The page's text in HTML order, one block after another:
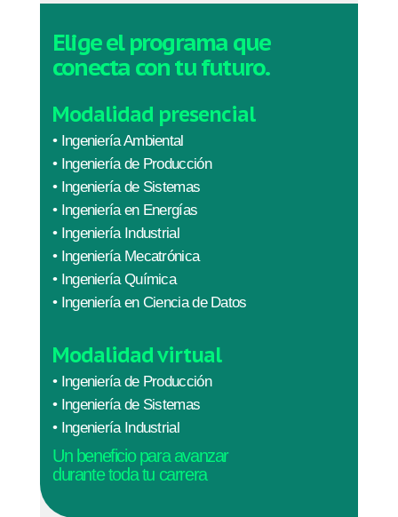
Elige el programa que
conecta con tu futuro.
Modalidad presencial
• Ingeniería Ambiental
• Ingeniería de Producción
• Ingeniería de Sistemas
• Ingeniería en Energías
• Ingeniería Industrial
• Ingeniería Mecatrónica
• Ingeniería Química
• Ingeniería en Ciencia de Datos
Modalidad virtual
• Ingeniería de Producción
• Ingeniería de Sistemas
• Ingeniería Industrial
Un beneficio para avanzar
durante toda tu carrera